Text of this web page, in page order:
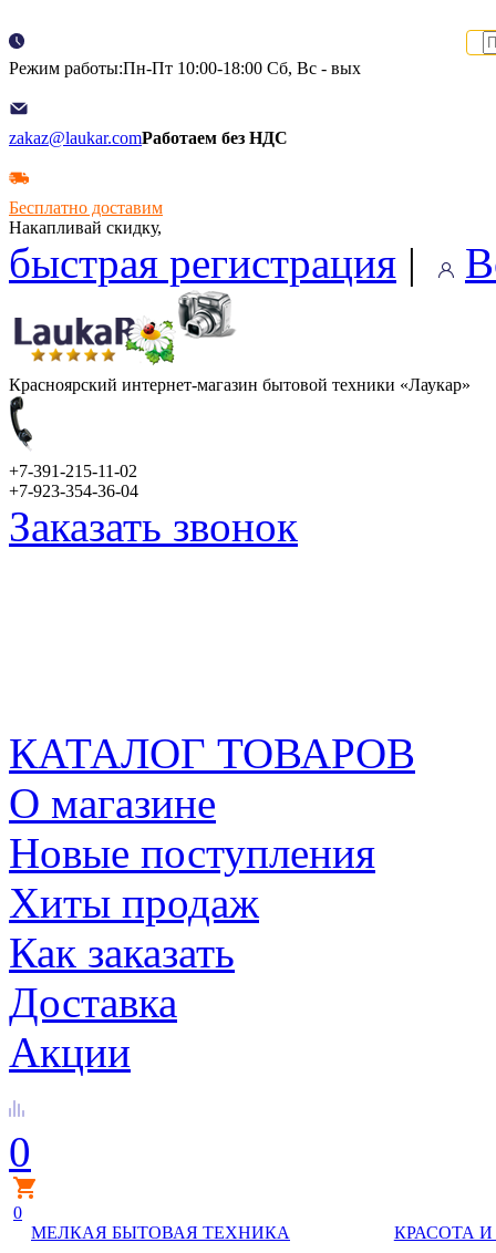
Режим работы:Пн-Пт 10:00-18:00 Сб, Вс - вых
zakaz@laukar.comРаботаем без НДС
Бесплатно доставим
Накапливай скидку,
быстрая регистрация |
Красноярский интернет-магазин бытовой техники «Лаукар»
+7-391-215-11-02
+7-923-354-36-04
Заказать звонок
КАТАЛОГ ТОВАРОВ
О магазине
Новые поступления
Хиты продаж
Как заказать
Доставка
Акции
0
0
МЕЛКАЯ БЫТОВАЯ ТЕХНИКА
КРАСОТА И